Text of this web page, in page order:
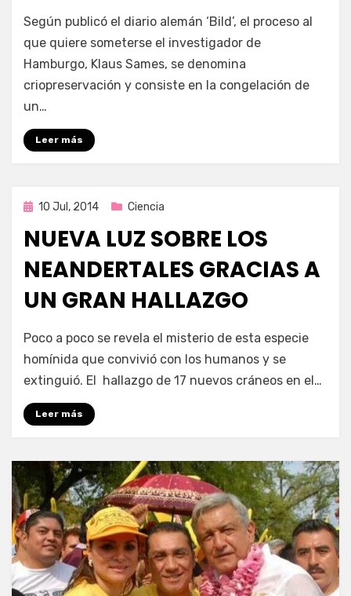
por Enrique
Según publicó el diario alemán ‘Bild’, el proceso al
que quiere someterse el investigador de
Hamburgo, Klaus Sames, se denomina
criopreservación y consiste en la congelación de
un…
Leer más
Publicada
10 Jul, 2014 Ciencia
NUEVA LUZ SOBRE LOS
NEANDERTALES GRACIAS A
UN GRAN HALLAZGO
Poco a poco se revela el misterio de esta especie
homínida que convivió con los humanos y se
extinguió. El hallazgo de 17 nuevos cráneos en el…
Leer más